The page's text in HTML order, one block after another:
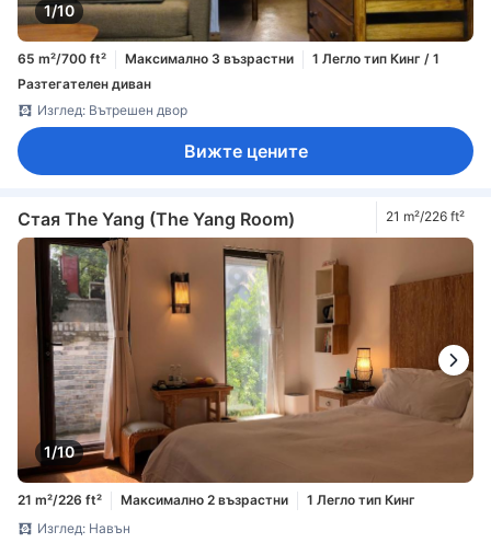
1/10
65 m²/700 ft² Максимално 3 възрастни
1 Легло тип Кинг / 1
Разтегателен диван
Изглед: Вътрешен двор
Вижте цените
Стая The Yang (The Yang Room) 21 m²/226 ft²
1/10
21 m²/226 ft² Максимално 2 възрастни
1 Легло тип Кинг
Изглед: Навън